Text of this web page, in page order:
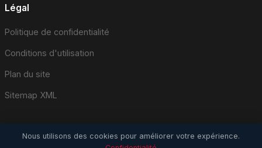
Légal
Politique de confidentialité
Conditions d'utilisation
Plan du site
Sitemap XML
Nous utilisons des cookies pour améliorer votre expérience.